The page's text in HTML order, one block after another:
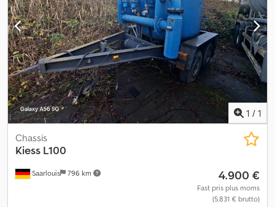
mail – tilmeld dig vores NYHEDSBREV! Der tages forbehold for fejl
og mellem­salg!
1 / 1
Saarlouis 796 km
Chassis
Kiess L100
4.900 €
Fast pris plus moms
(5.831 € brutto)